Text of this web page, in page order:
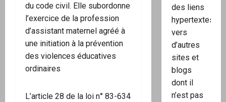
du code civil. Elle subordonne
l’exercice de la profession
d’assistant maternel agréé à
une initiation à la prévention
des violences éducatives
ordinaires
L’article 28 de la loi n° 83-634
des liens
hypertextes
vers
d’autres
sites et
blogs
dont il
n’est pas